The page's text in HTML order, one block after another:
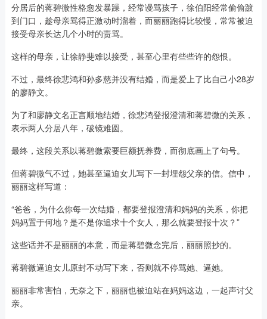
分居后的蒋碧微性格愈发暴躁，经常谩骂孩子，徐伯阳经常偷偷踱
到门口，趁母亲骂得正激动时溜着，而丽丽跑得比较慢，常常被迫
接受母亲长达几个小时的责骂。
这样的母亲，让徐静斐难以接受，甚至心里有些些许的怨恨。
不过，最终徐悲鸿和孙多慈并没有结婚，而是爱上了比自己小28岁
的廖静文。
为了和廖静文名正言顺地结婚，徐悲鸿登报澄清和蒋碧微的关系，
表示两人分居八年，破镜难圆。
最终，这段关系以蒋碧微索要巨额抚养费，而彻底画上了句号。
但蒋碧微气不过，她甚至逼迫女儿写下一封埋怨父亲的信。信中，
丽丽这样写道：
“爸爸，为什么你每一次结婚，都要登报澄清和妈妈的关系，你把
妈妈置于何地？是不是你追求十个女人，那么就要登报十次？”
这些话并不是丽丽的本意，而是蒋碧微念完后，丽丽照抄的。
蒋碧微逼迫女儿原封不动写下来，否则就不停骂她、逼她。
丽丽非常害怕，无奈之下，丽丽也被迫站在妈妈这边，一起声讨父
亲。